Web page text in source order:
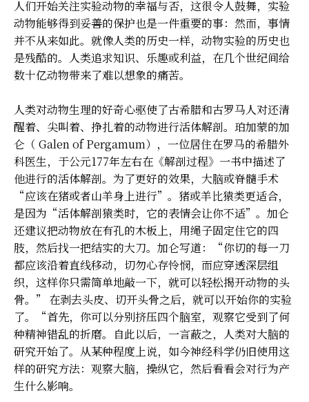
人们开始关注实验动物的幸福与否，这很令人鼓舞，实验
动物能够得到妥善的保护也是一件重要的事：然而，事情
并不从来如此。就像人类的历史一样，动物实验的历史也
是残酷的。人类追求知识、乐趣或利益，在几个世纪间给
数十亿动物带来了难以想象的痛苦。
人类对动物生理的好奇心驱使了古希腊和古罗马人对还清
醒着、尖叫着、挣扎着的动物进行活体解剖。珀加蒙的加
仑（ Galen of Pergamum），一位居住在罗马的希腊外
科医生，于公元177年左右在《解剖过程》一书中描述了
他进行的活体解剖。为了更好的效果，大脑或脊髓手术
“应该在猪或者山羊身上进行”。猪或羊比猿类更适合，
是因为“活体解剖猿类时，它的表情会让你不适”。加仑
还建议把动物放在有孔的木板上，用绳子固定住它的四
肢，然后找一把结实的大刀。加仑写道：“你切的每一刀
都应该沿着直线移动，切勿心存怜悯，而应穿透深层组
织，这样你只需简单地敲一下，就可以轻松揭开动物的头
骨。” 在剥去头皮、切开头骨之后，就可以开始你的实验
了。“首先，你可以分别挤压四个脑室，观察它受到了何
种精神错乱的折磨。自此以后，一言蔽之，人类对大脑的
研究开始了。从某种程度上说，如今神经科学仍旧使用这
样的研究方法：观察大脑，操纵它，然后看看会对行为产
生什么影响。